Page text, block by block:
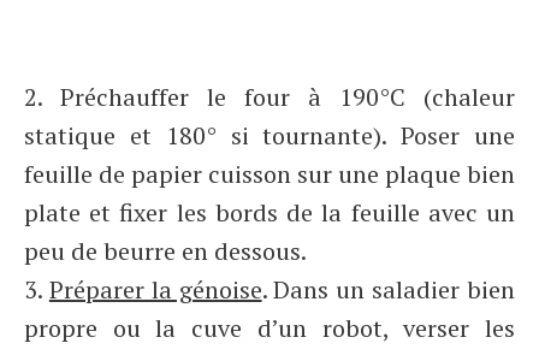
2. Préchauffer le four à 190°C (chaleur
statique et 180° si tournante). Poser une
feuille de papier cuisson sur une plaque bien
plate et fixer les bords de la feuille avec un
peu de beurre en dessous.
3. Préparer la génoise. Dans un saladier bien
propre ou la cuve d’un robot, verser les